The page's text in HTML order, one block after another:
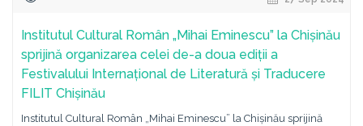
Institutul Cultural Român „Mihai Eminescu” la Chișinău
sprijină organizarea celei de-a doua ediții a
Festivalului Internațional de Literatură și Traducere
FILIT Chișinău
Institutul Cultural Român „Mihai Eminescu” la Chișinău sprijină